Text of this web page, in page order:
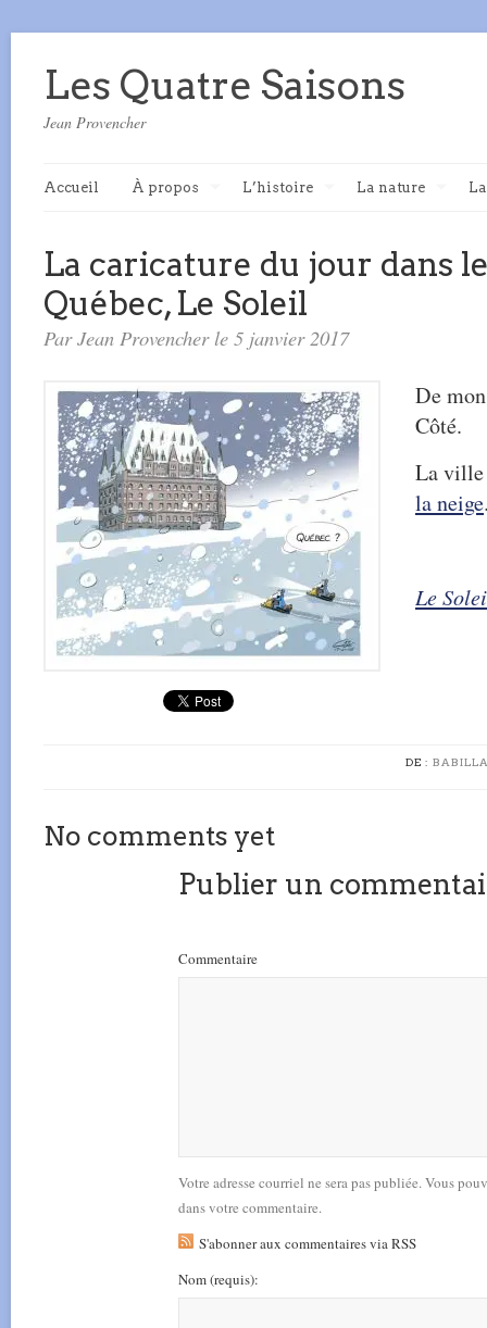
Les Quatre Saisons
Jean Provencher
Accueil À propos L’histoire La nature
La caricature du jour dans
Québec, Le Soleil
Par Jean Provencher le 5 janvier 2017
De
Côté.
La ville
la neige
Le
DE :
No comments yet
Publier un
Commentaire
Votre adresse courriel ne sera pas publiée. Vous
dans votre commentaire.
S'abonner aux commentaires via RSS
Nom(requis):